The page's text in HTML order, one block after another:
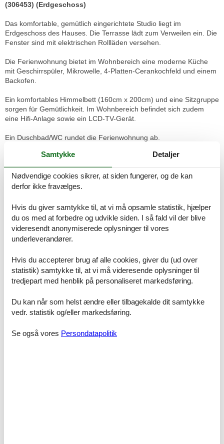
(306453) (Erdgeschoss)
Das komfortable, gemütlich eingerichtete Studio liegt im
Erdgeschoss des Hauses. Die Terrasse lädt zum Verweilen ein. Die
Fenster sind mit elektrischen Rollläden versehen.
Die Ferienwohnung bietet im Wohnbereich eine moderne Küche
mit Geschirrspüler, Mikrowelle, 4-Platten-Cerankochfeld und einem
Backofen.
Ein komfortables Himmelbett (160cm x 200cm) und eine Sitzgruppe
sorgen für Gemütlichkeit. Im Wohnbereich befindet sich zudem
eine Hifi-Anlage sowie ein LCD-TV-Gerät.
Ein Duschbad/WC rundet die Ferienwohnung ab.
Haustiere dürfen nicht mitgebracht werden. Die Wohnung ist nur für
Nichtraucher buchbar. Der Fußboden ist mit Laminat ausgelegt.
Ihnen steht ein kostenfrei W-LAN-Zugang und ein Telefon für alle
deutschen Netze zur Verfügung.
Ihnen steht der Stellplatz Nr. 10 zur Verfügung. Dieser Stellplatz ist
ca. 80 m vom Haus entfernt.
Im Haus befindet sich ein Fahrradabstellraum sowie ein Raum mit
Münzautomaten für Waschmaschine u. Trockner.
lückenlos zu buchen oder zwischen den Buchungen einen
Mindestzeitraum von 7, 10 oder 14 Übernachtungen frei zu lassen.
Die Mindestaufenthaltsdauer über den Jahreswechsel liegt bei 4
Sowohl die Verbrauchskosten als auch der Pkw-Stellplatz sind
bereits im Übernachtungspreis enthalten.
Schlafzimmer
Samtykke Detaljer
Nødvendige cookies sikrer, at siden fungerer, og de kan
derfor ikke fravælges.
Hvis du giver samtykke til, at vi må opsamle statistik, hjælper
du os med at forbedre og udvikle siden. I så fald vil der blive
videresendt anonymiserede oplysninger til vores
underleverandører.
Hvis du accepterer brug af alle cookies, giver du (ud over
statistik) samtykke til, at vi må videresende oplysninger til
tredjepart med henblik på personaliseret markedsføring.
Du kan når som helst ændre eller tilbagekalde dit samtykke
vedr. statistik og/eller markedsføring.
Se også vores Persondatapolitik